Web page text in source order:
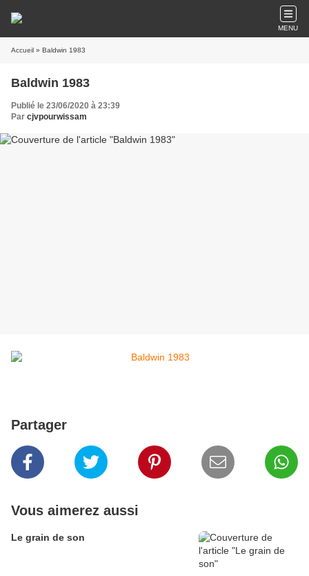
MENU
Accueil » Baldwin 1983
Baldwin 1983
Publié le 23/06/2020 à 23:39
Par cjvpourwissam
Partager
Vous aimerez aussi
Le grain de son